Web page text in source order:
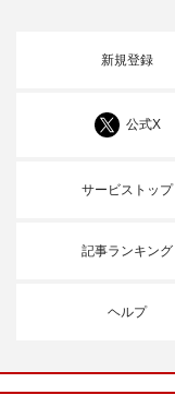
新規登録
公式X
サービストップ
記事ランキング
ヘルプ